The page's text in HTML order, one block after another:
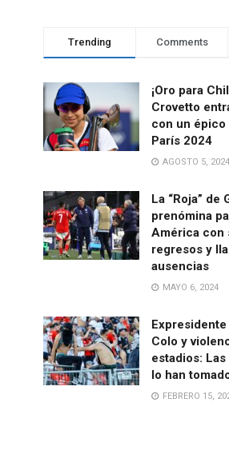
Trending Comments
¡Oro para
Crovetto
con un
París 2024
AGOSTO 5, 2024
La “Roja” de
prenómina
América con
regresos y
ausencias
MAYO 6, 2024
Expresidente
Colo y
estadios: Las
lo han
FEBRERO 15,